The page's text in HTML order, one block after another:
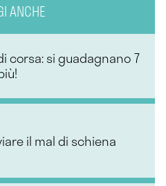
ANCHE
corsa: si guadagnano 7
il mal di schiena